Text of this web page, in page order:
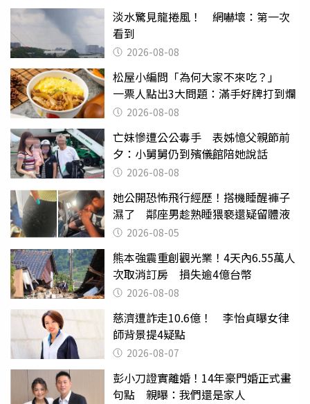
淡水驚見龍捲風！ 網嚇壞：第一次
看到
2026-08-08
松屋小編問「為何大家不來吃？」
一票人點出3大問題：滿手好牌打到爛
2026-08-08
亡妹慘遭公公毒手 表姊憶父親節前
夕：小舅舅仍到殯儀館陪她說話
2026-08-08
她公開恐怖飛行經歷！搭機睡醒褲子
濕了 鄰座男趁熟睡猥褻還疑留體液
2026-08-05
熊本強震重創觀光業！4天內6.55萬人
次取消訂房 損失逾4億台幣
2026-08-08
慈濟遭詐走10.6億！ 李怡貞曝女律
師背景提4疑點
2026-08-07
彭小刀證實離婚！14年豪門婚正式畫
句點 親曝：我們還是家人